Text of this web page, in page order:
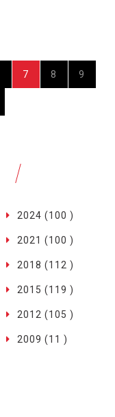
7 8 9
2024 (100 )
2021 (100 )
2018 (112 )
2015 (119 )
2012 (105 )
2009 (11 )